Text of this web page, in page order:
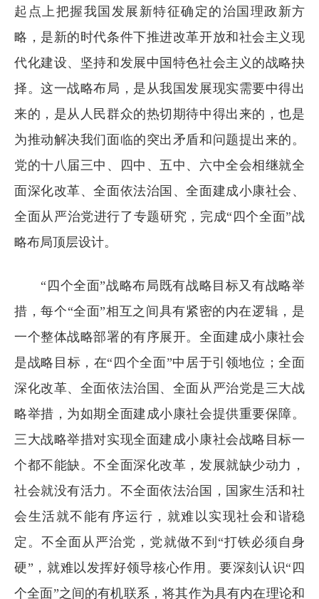
起点上把握我国发展新特征确定的治国理政新方
略，是新的时代条件下推进改革开放和社会主义现
代化建设、坚持和发展中国特色社会主义的战略抉
择。这一战略布局，是从我国发展现实需要中得出
来的，是从人民群众的热切期待中得出来的，也是
为推动解决我们面临的突出矛盾和问题提出来的。
党的十八届三中、四中、五中、六中全会相继就全
面深化改革、全面依法治国、全面建成小康社会、
全面从严治党进行了专题研究，完成“四个全面”战
略布局顶层设计。
“四个全面”战略布局既有战略目标又有战略举
措，每个“全面”相互之间具有紧密的内在逻辑，是
一个整体战略部署的有序展开。全面建成小康社会
是战略目标，在“四个全面”中居于引领地位；全面
深化改革、全面依法治国、全面从严治党是三大战
略举措，为如期全面建成小康社会提供重要保障。
三大战略举措对实现全面建成小康社会战略目标一
个都不能缺。不全面深化改革，发展就缺少动力，
社会就没有活力。不全面依法治国，国家生活和社
会生活就不能有序运行，就难以实现社会和谐稳
定。不全面从严治党，党就做不到“打铁必须自身
硬”，就难以发挥好领导核心作用。要深刻认识“四
个全面”之间的有机联系，将其作为具有内在理论和